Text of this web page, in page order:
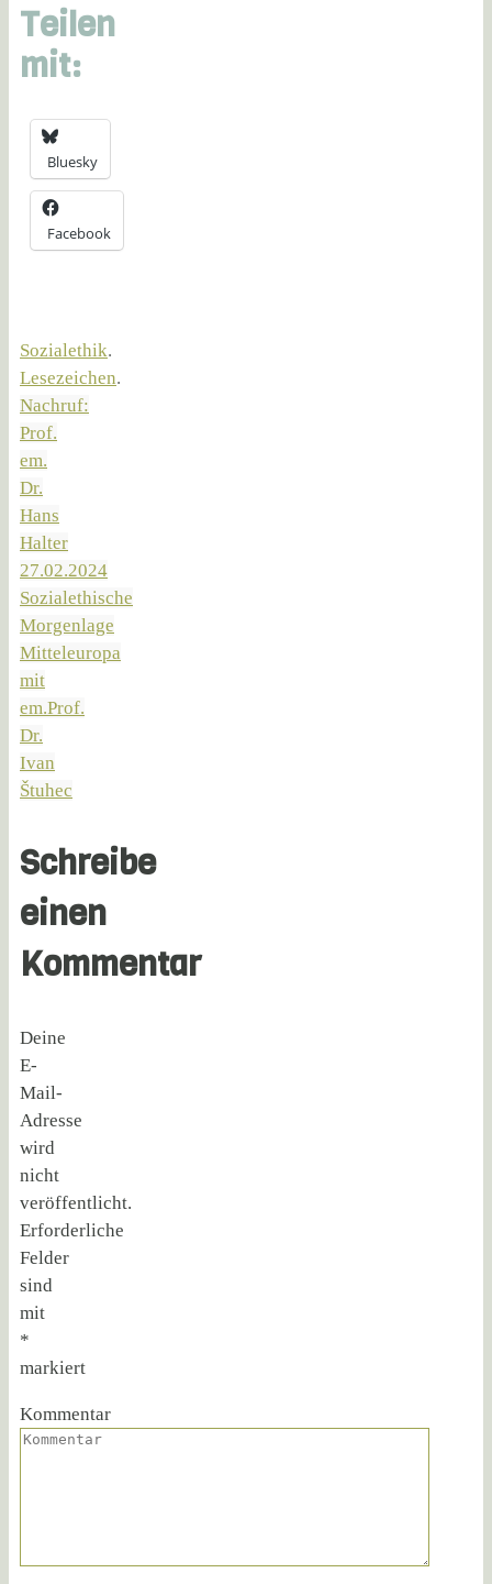
Teilen
mit:
Bluesky
Facebook
Sozialethik.
Lesezeichen.
Nachruf:
Prof.
em.
Dr.
Hans
Halter
27.02.2024
Sozialethische
Morgenlage
Mitteleuropa
mit
em.Prof.
Dr.
Ivan
Štuhec
Schreibe
einen
Kommentar
Deine
E-
Mail-
Adresse
wird
nicht
veröffentlicht.
Erforderliche
Felder
sind
mit
*
markiert
Kommentar